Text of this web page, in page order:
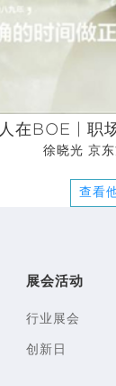
人在BOE | 职
徐晓光 京
查看
展会活动
行业展会
创新日